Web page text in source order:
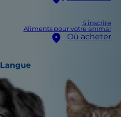
S'inscrire
Aliments pour votre animal
Où acheter
Langue